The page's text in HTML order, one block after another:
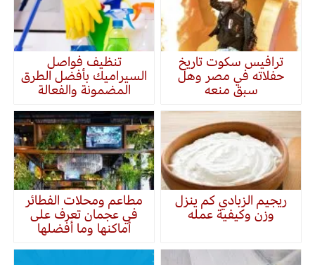
ترافيس سكوت تاريخ
حفلاته في مصر وهل
سبق منعه
تنظيف فواصل
السيراميك بأفضل الطرق
المضمونة والفعالة
ريجيم الزبادي كم ينزل
وزن وكيفية عمله
مطاعم ومحلات الفطائر
في عجمان تعرف على
أماكنها وما أفضلها